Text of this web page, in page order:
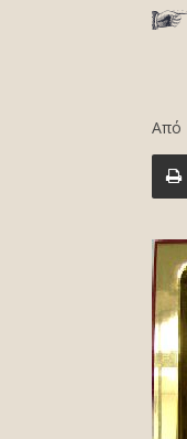
Από